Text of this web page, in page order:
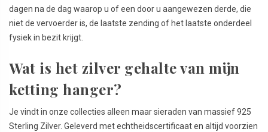
dagen na de dag waarop u of een door u aangewezen derde, die
niet de vervoerder is, de laatste zending of het laatste onderdeel
fysiek in bezit krijgt.
Wat is het zilver gehalte van mijn
ketting hanger?
Je vindt in onze collecties alleen maar sieraden van massief 925
Sterling Zilver. Geleverd met echtheidscertificaat en altijd voorzien